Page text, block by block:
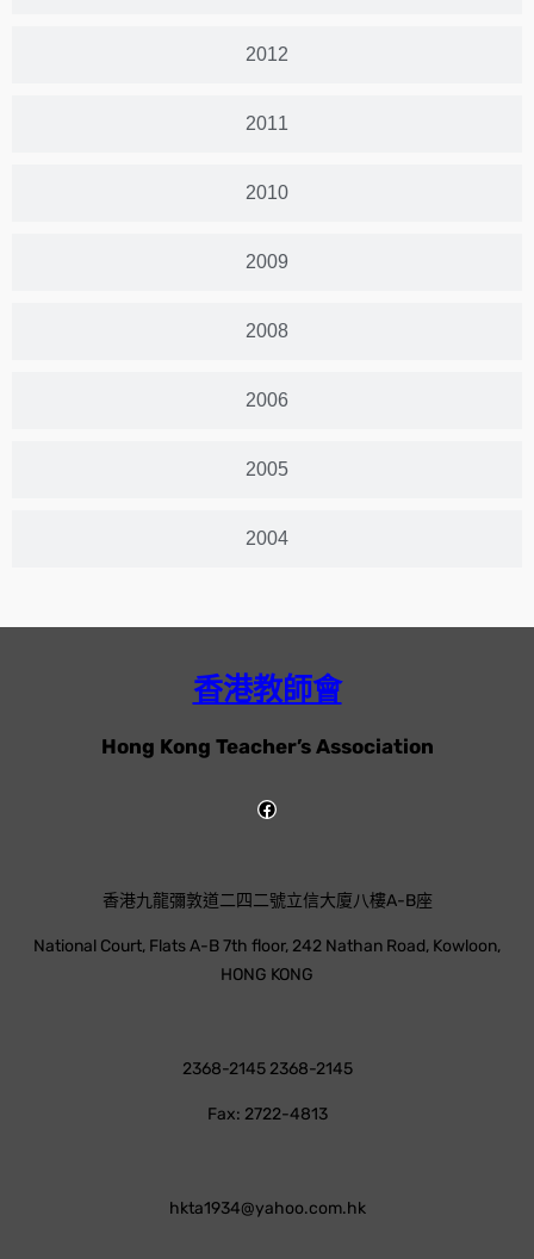
2012
2011
2010
2009
2008
2006
2005
2004
香港教師會
Hong Kong Teacher’s Association
香港九龍彌敦道二四二號立信大廈八樓A-B座
National Court, Flats A-B 7th floor, 242 Nathan Road, Kowloon,
HONG KONG
2368-2145 2368-2145
Fax: 2722-4813
hkta1934@yahoo.com.hk